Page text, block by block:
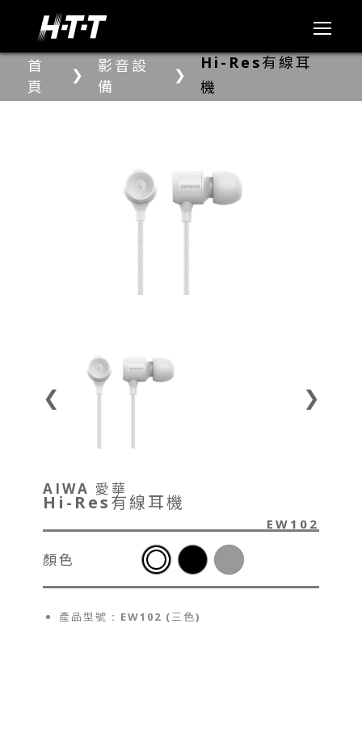
首
頁
❯
影音設
備
❯
Hi-Res有線耳
機
❮ ❯
AIWA 愛華
Hi-Res有線耳機
EW102
顏色
產品型號 : EW102 (三色)